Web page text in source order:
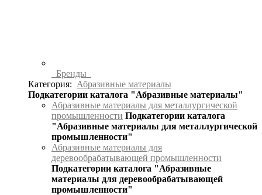
Бренды
Категория: Абразивные материалы
Подкатегории каталога "Абразивные материалы"
Абразивные материалы для металлургической
промышленности Подкатегории каталога
"Абразивные материалы для металлургической
промышленности"
Абразивные материалы для
деревообрабатывающей промышленности
Подкатегории каталога "Абразивные
материалы для деревообрабатывающей
промышленности"